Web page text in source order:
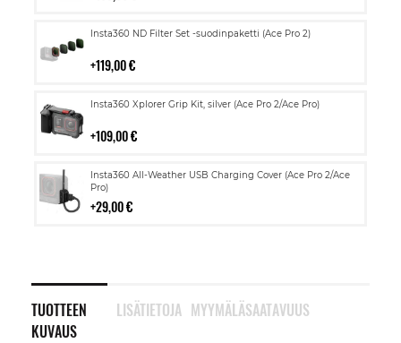
Insta360 ND Filter Set -suodinpaketti (Ace Pro 2)
119,00 €
Lisää
Insta360 Xplorer Grip Kit, silver (Ace Pro 2/Ace Pro)
109,00 €
Lisää
Insta360 All-Weather USB Charging Cover (Ace Pro 2/Ace
Pro)
29,00 €
Lisää
ostoskoriin
TUOTTEEN
KUVAUS
LISÄTIETOJA MYYMÄLÄSAATAVUUS